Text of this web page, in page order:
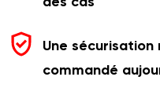
Une sécurisation
commandé